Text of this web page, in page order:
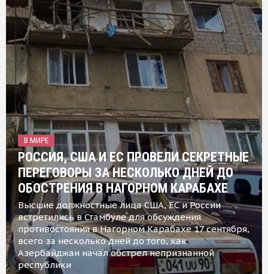
В МИРЕ
РОССИЯ, США И ЕС ПРОВЕЛИ СЕКРЕТНЫЕ
ПЕРЕГОВОРЫ ЗА НЕСКОЛЬКО ДНЕЙ ДО
ОБОСТРЕНИЯ В НАГОРНОМ КАРАБАХЕ
Высшие должностные лица США, ЕС и России
встретились в Стамбуле для обсуждения
противостояния в Нагорном Карабахе 17 сентября,
всего за несколько дней до того, как
Азербайджан начал обстрел непризнанной
республики